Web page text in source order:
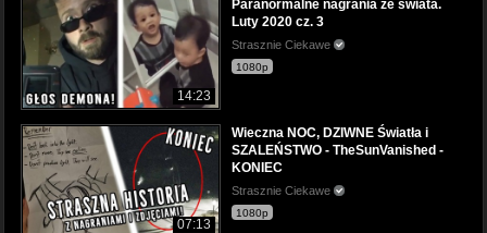
14:23
Paranormalne nagrania ze świata.
Luty 2020 cz. 3
Strasznie Ciekawe
1080p
07:13
Wieczna NOC, DZIWNE Światła i
SZALEŃSTWO - TheSunVanished -
KONIEC
Strasznie Ciekawe
1080p